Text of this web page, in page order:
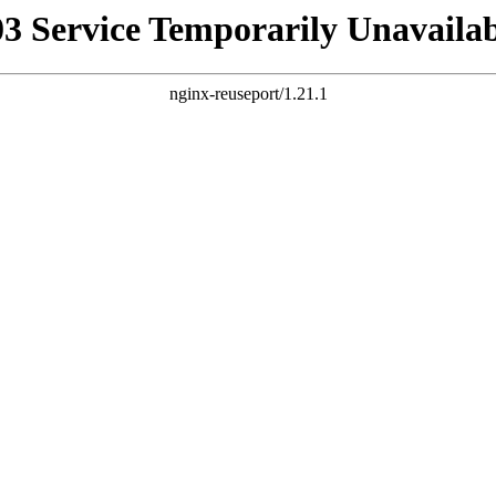
Service Temporarily
nginx-reuseport/1.21.1